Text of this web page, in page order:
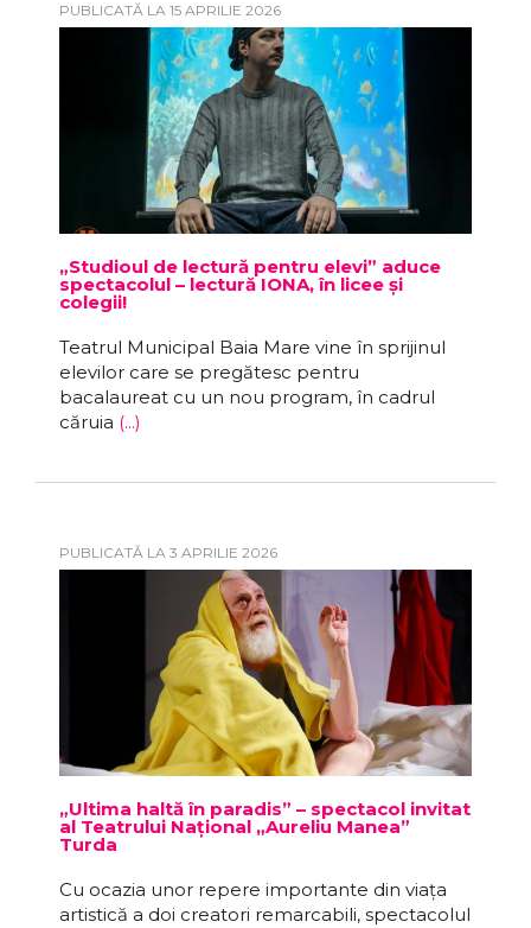
PUBLICATĂ LA 15 APRILIE 2026
„Studioul de lectură pentru elevi” aduce
spectacolul – lectură IONA, în licee și
colegii!
Teatrul Municipal Baia Mare vine în sprijinul
elevilor care se pregătesc pentru
bacalaureat cu un nou program, în cadrul
căruia (...)
PUBLICATĂ LA 3 APRILIE 2026
„Ultima haltă în paradis” – spectacol invitat
al Teatrului Național „Aureliu Manea”
Turda
Cu ocazia unor repere importante din viața
artistică a doi creatori remarcabili, spectacolul